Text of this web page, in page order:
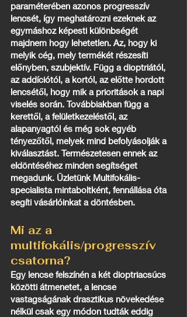
paraméterében azonos progresszív
lencsét, így meghatározni ezeknek az
egymáshoz képesti különbségét
majdnem hogy lehetetlen. Az, hogy ki
melyik cég, mely termékét részesíti
előnyben, szubjektív. Függ a dioptriától,
az addíciótól, a kortól, az előtte hordott
lencsétől, hogy mik a prioritások a napi
viselés során. Továbbiakban függ a
kerettől, a felületkezeléstől, az
alapanyagtól és még sok egyéb
tényezőtől, melyek mind befolyásolják a
kiválasztást. Természetesen ennek az
eldöntéséhez minden segítséget
megadunk. Üzletünk Multifokális-
specialista mintaboltként, fennállása óta
segíti vásárlóinkat a döntésben.
Mi az a
multifokális/progresszív
csatorna?
Egy lencse felszínén a két dioptriacsúcs
közötti átmenetet, a lencse
vastagságának drasztikus növekedése
nélkül csak egy módon tudták eddig